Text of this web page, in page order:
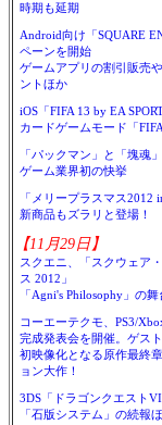
時期も延期
Android向け「SQUARE
ペーンを開始
ゲームアプリの割引販売
ントほか
iOS「FIFA 13 by EA
カードゲームモード「
「パックマン」と「塊魂
ゲーム業界初の快挙
「メリープラスマス2012
新商品もズラリと登場！
【11月29日】
スクエニ、「スクウェア
ス 2012」
「Agni's Philosophy」の
コーエーテクモ、PS3/
完成発表会を開催。ゲス
初映像化となる原作最終
ョン大作！
3DS「ドラゴンクエスト
「石版システム」の続報